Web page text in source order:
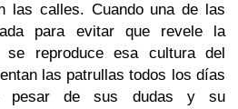
las calles. Cuando una de las
para evitar que revele la
se reproduce esa cultura del
las patrullas todos los días
de sus dudas y su